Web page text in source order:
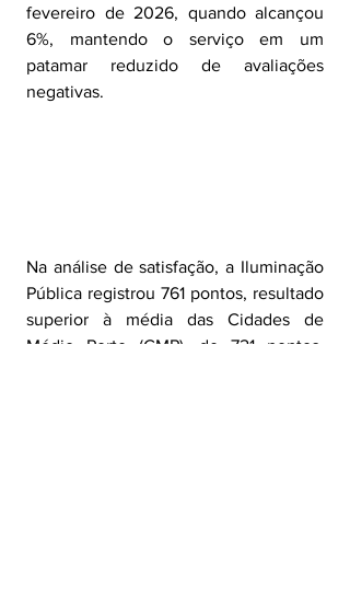
fevereiro de 2026, quando alcançou
6%, mantendo o serviço em um
patamar reduzido de avaliações
negativas.
Na análise de satisfação, a Iluminação
Pública registrou 761 pontos, resultado
superior à média das Cidades de
Médio Porte (CMP), de 721 pontos.